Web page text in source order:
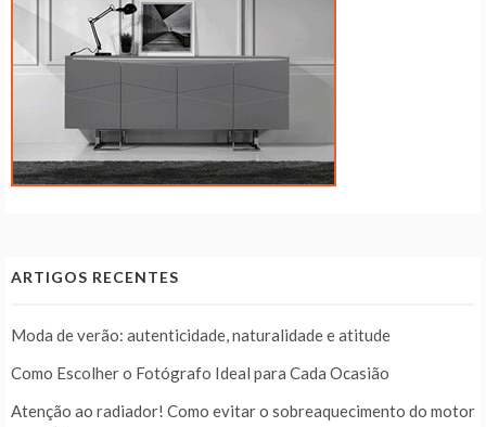
ARTIGOS RECENTES
Moda de verão: autenticidade, naturalidade e atitude
Como Escolher o Fotógrafo Ideal para Cada Ocasião
Atenção ao radiador! Como evitar o sobreaquecimento do motor